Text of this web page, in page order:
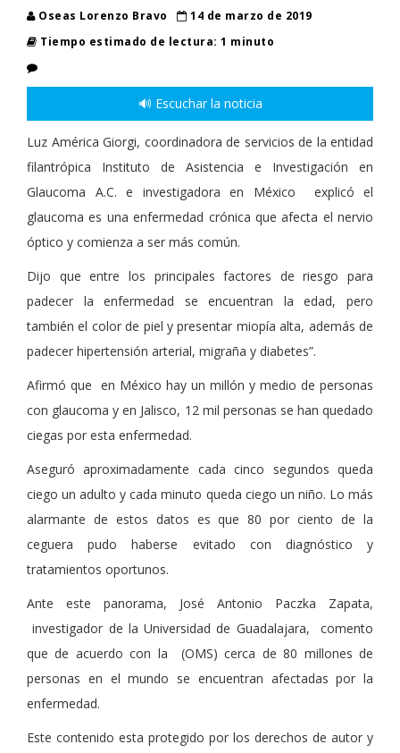
Oseas Lorenzo Bravo
14 de marzo de 2019
Tiempo estimado de lectura: 1 minuto
🔊 Escuchar la noticia
Luz América Giorgi, coordinadora de servicios de la entidad
filantrópica Instituto de Asistencia e Investigación en
Glaucoma A.C. e investigadora en México explicó el
glaucoma es una enfermedad crónica que afecta el nervio
óptico y comienza a ser más común.
Dijo que entre los principales factores de riesgo para
padecer la enfermedad se encuentran la edad, pero
también el color de piel y presentar miopía alta, además de
padecer hipertensión arterial, migraña y diabetes”.
Afirmó que en México hay un millón y medio de personas
con glaucoma y en Jalisco, 12 mil personas se han quedado
ciegas por esta enfermedad.
Aseguró aproximadamente cada cinco segundos queda
ciego un adulto y cada minuto queda ciego un niño. Lo más
alarmante de estos datos es que 80 por ciento de la
ceguera pudo haberse evitado con diagnóstico y
tratamientos oportunos.
Ante este panorama, José Antonio Paczka Zapata,
investigador de la Universidad de Guadalajara, comento
que de acuerdo con la (OMS) cerca de 80 millones de
personas en el mundo se encuentran afectadas por la
enfermedad.
Este contenido esta protegido por los derechos de autor y